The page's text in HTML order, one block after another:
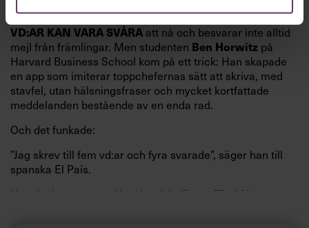
VD:AR KAN VARA SVÅRA att nå och besvarar inte alltid
mejl från främlingar. Men studenten Ben Horwitz på
Harvard Business School kom på ett trick: Han skapade
en app som imiterar toppchefernas sätt att skriva, med
stavfel, utan hälsningsfraser och mycket kortfattade
meddelanden bestående av en enda rad.
Och det funkade:
”Jag skrev till fem vd:ar och fyra svarade”, säger han till
spanska El País.
Horwitz har nu utvecklat sitt trick till en affärsidé: appen